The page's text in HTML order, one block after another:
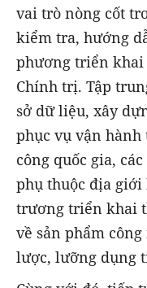
vai trò nòng cốt
kiểm tra, hướng
phương triển khai
Chính trị. Tập
sở dữ liệu, xây
phục vụ vận hành
công quốc gia,
phụ thuộc địa
trương triển khai
về sản phẩm
lược, lưỡng dụng